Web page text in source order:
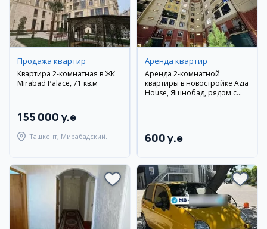
Продажа квартир
Квартира 2-комнатная в ЖК
Mirabad Palace, 71 кв.м
155 000 y.e
Ташкент, Мирабадский
Аренда квартир
Аренда 2-комнатной
квартиры в новостройке Azia
House, Яшнобад, рядом с
600 y.e